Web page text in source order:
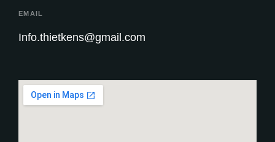
EMAIL
Info.thietkens@gmail.com